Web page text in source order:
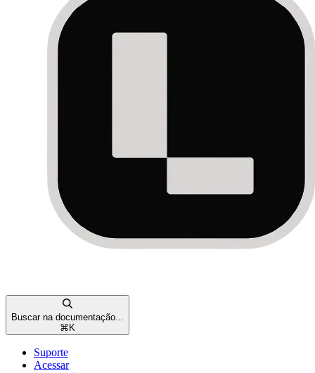
Buscar na documentação...
⌘ K
Suporte
Acessar